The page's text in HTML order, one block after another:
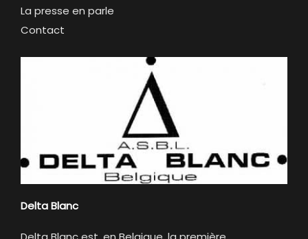
La presse en parle
Contact
Delta Blanc